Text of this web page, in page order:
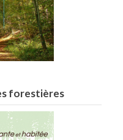
forestières